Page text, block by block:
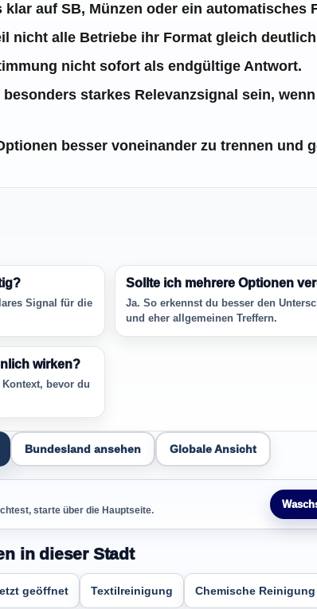
klar auf SB, Münzen oder ein automatisches
nicht alle Betriebe ihr Format gleich
nicht sofort als endgültige Antwort.
starkes Relevanzsignal sein,
besser voneinander zu trennen und
Signal für die
Sollte ich mehrere Optionen
Ja. So erkennst du besser den
und eher allgemeinen Treffern.
wirken?
bevor du
Bundesland ansehen Globale Ansicht
starte über die Hauptseite.
in dieser Stadt
geöffnet Textilreinigung Chemische Reinigung